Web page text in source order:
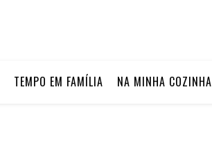
TEMPO EM FAMÍLIA NA MINHA COZINHA